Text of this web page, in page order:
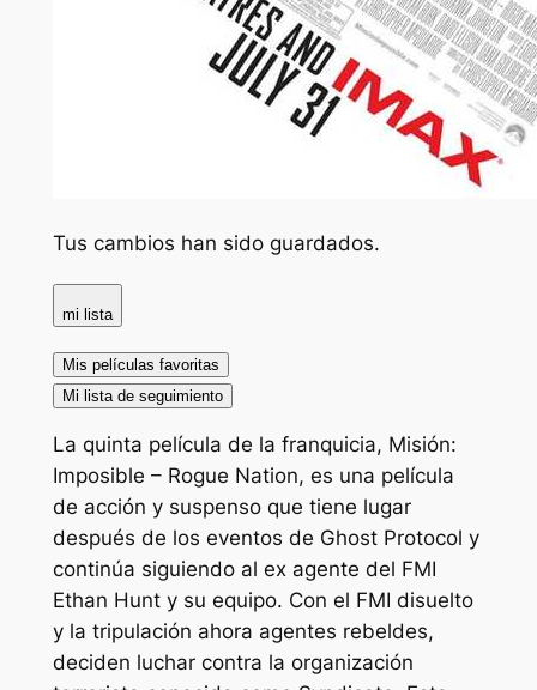
Tus cambios han sido guardados.
mi lista
Mis películas favoritas
Mi lista de seguimiento
La quinta película de la franquicia, Misión:
Imposible – Rogue Nation, es una película
de acción y suspenso que tiene lugar
después de los eventos de Ghost Protocol y
continúa siguiendo al ex agente del FMI
Ethan Hunt y su equipo. Con el FMI disuelto
y la tripulación ahora agentes rebeldes,
deciden luchar contra la organización